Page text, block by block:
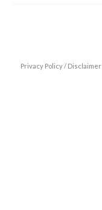
Privacy Policy/ Disclaimer